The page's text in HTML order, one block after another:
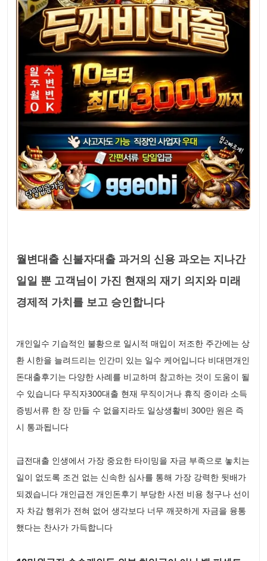
월변대출 신불자대출 과거의 신용 과오는 지나간
일일 뿐 고객님이 가진 현재의 재기 의지와 미래
경제적 가치를 보고 승인합니다
개인일수 기습적인 불황으로 일시적 매입이 저조한 주간에는 상
환 시한을 늘려드리는 인간미 있는 일수 케어입니다 비대면개인
돈대출후기는 다양한 사례를 비교하며 참고하는 것이 도움이 될
수 있습니다 무직자300대출 현재 무직이거나 휴직 중이라 소득
증빙서류 한 장 만들 수 없을지라도 일상생활비 300만 원은 즉
시 통과됩니다
급전대출 인생에서 가장 중요한 타이밍을 자금 부족으로 놓치는
일이 없도록 조건 없는 신속한 심사를 통해 가장 강력한 뒷배가
되겠습니다 개인급전 개인돈후기 부당한 사전 비용 청구나 선이
자 차감 행위가 전혀 없어 생각보다 너무 깨끗하게 자금을 융통
했다는 찬사가 가득합니다